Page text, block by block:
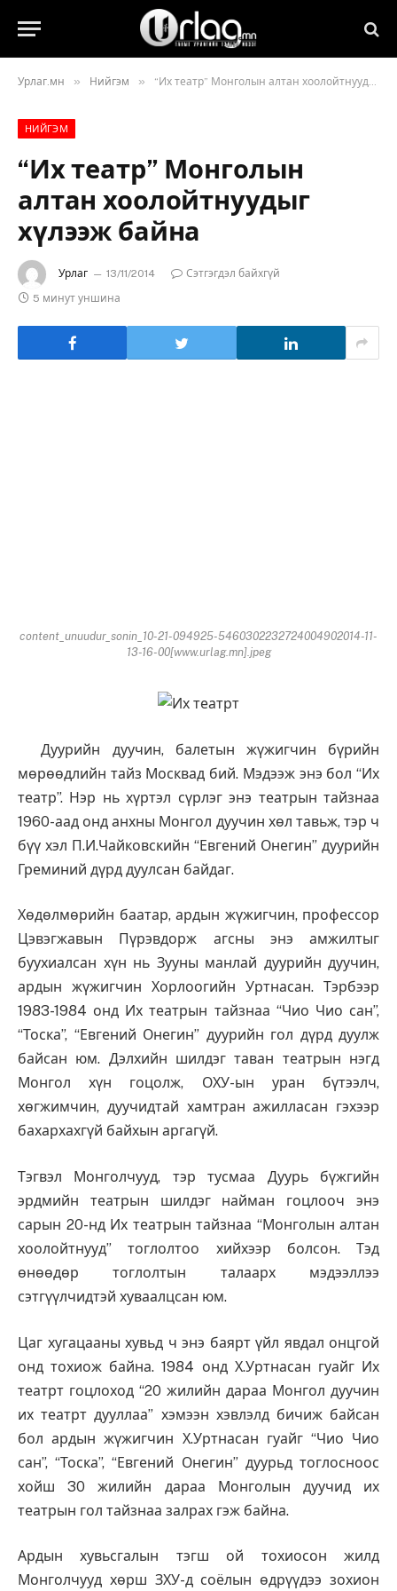
Урлаг.мн » Нийгэм » “Их театр” Монголын алтан хоолойтнуудыг хүлээж байна
НИЙГЭМ
“Их театр” Монголын
алтан хоолойтнуудыг
хүлээж байна
Урлаг 13/11/2014
Сэтгэгдэл байхгүй
5 минут уншина
content_unuudur_sonin_10-21-094925-5460302232724004902014-11-
13-16-00[www.urlag.mn].jpeg
Дуурийн дуучин, балетын жүжигчин бүрийн
мөрөөдлийн тайз Москвад бий. Мэдээж энэ бол “Их
театр”. Нэр нь хүртэл сүрлэг энэ театрын тайзнаа
1960-аад онд анхны Монгол дуучин хөл тавьж, тэр ч
бүү хэл П.И.Чайковскийн “Евгений Онегин” дуурийн
Греминий дүрд дуулсан байдаг.
Хөдөлмөрийн баатар, ардын жүжигчин, профессор
Цэвэгжавын Пүрэвдорж агсны энэ амжилтыг
буухиалсан хүн нь Зууны манлай дуурийн дуучин,
ардын жүжигчин Хорлоогийн Уртнасан. Тэрбээр
1983-1984 онд Их театрын тайзнаа “Чио Чио сан”,
“Тоска”, “Евгений Онегин” дуурийн гол дүрд дуулж
байсан юм. Дэлхийн шилдэг таван театрын нэгд
Монгол хүн гоцолж, ОХУ-ын уран бүтээлч,
хөгжимчин, дуучидтай хамтран ажилласан гэхээр
бахархахгүй байхын аргагүй.
Тэгвэл Монголчууд, тэр тусмаа Дуурь бүжгийн
эрдмийн театрын шилдэг найман гоцлооч энэ
сарын 20-нд Их театрын тайзнаа “Монголын алтан
хоолойтнууд” тоглолтоо хийхээр болсон. Тэд
өнөөдөр тоглолтын талаарх мэдээллээ
сэтгүүлчидтэй хуваалцсан юм.
Цаг хугацааны хувьд ч энэ баярт үйл явдал онцгой
онд тохиож байна. 1984 онд Х.Уртнасан гуайг Их
театрт гоцлоход “20 жилийн дараа Монгол дуучин
их театрт дууллаа” хэмээн хэвлэлд бичиж байсан
бол ардын жүжигчин Х.Уртнасан гуайг “Чио Чио
сан”, “Тоска”, “Евгений Онегин” дуурьд тоглосноос
хойш 30 жилийн дараа Монголын дуучид их
театрын гол тайзнаа залрах гэж байна.
Ардын хувьсгалын тэгш ой тохиосон жилд
Монголчууд хөрш ЗХУ-д соёлын өдрүүдээ зохион